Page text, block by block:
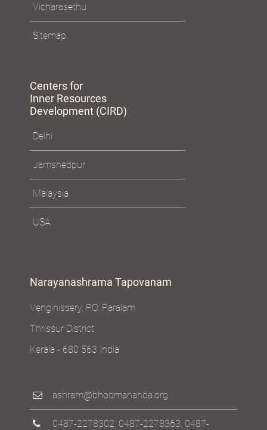
Vicharasethu
Sitemap
Centers for
Inner Resources
Development (CIRD)
Delhi
Jamshedpur
Malaysia
USA
Narayanashrama Tapovanam
Venginissery, P.O. Paralam
Thrissur District
Kerala - 680 563 India
ashram@bhoomananda.org
0487-2278302 0487-2278363 0487-